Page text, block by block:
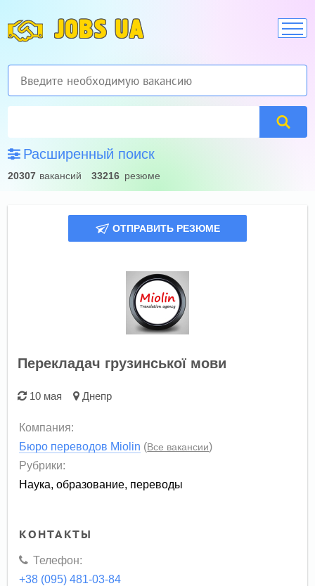
JOBS UA
Расширенный поиск
20307 вакансий 33216 резюме
ОТПРАВИТЬ РЕЗЮМЕ
Перекладач грузинської мови
10 мая Днепр
Компания:
Бюро переводов Miolin (Все вакансии)
Рубрики:
Наука, образование, переводы
КОНТАКТЫ
Телефон:
+38 (095) 481-03-84